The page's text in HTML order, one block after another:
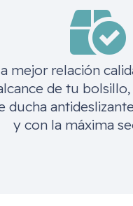
mejor relación
de tu
ducha
y con la máxima